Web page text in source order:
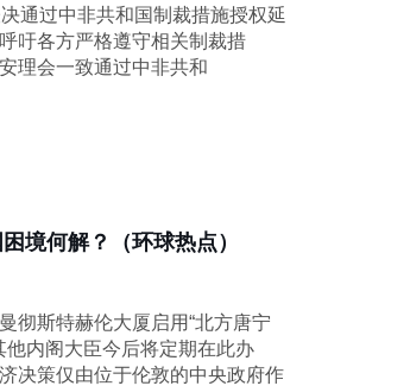
通过中非共和国制裁措施授权延
吁各方严格遵守相关制裁措
会一致通过中非共和
境何解？（环球热点）
斯特赫伦大厦启用“北方唐宁
他内阁大臣今后将定期在此办
决策仅由位于伦敦的中央政府作